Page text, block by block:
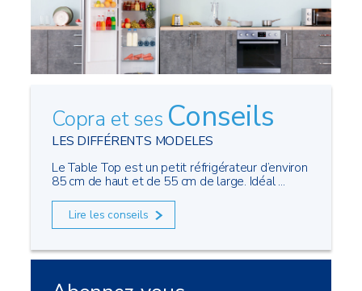
Copra et ses Conseils
LES DIFFÉRENTS MODELES
Le Table Top est un petit réfrigérateur d’environ
85 cm de haut et de 55 cm de large. Idéal ...
Lire les conseils